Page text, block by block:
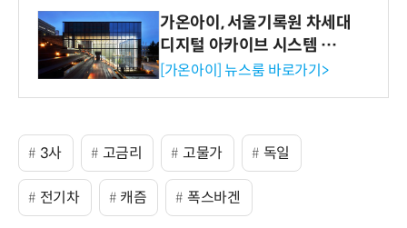
가온아이, 서울기록원 차세대
디지털 아카이브 시스템 구축
수행
[가온아이] 뉴스룸 바로가기>
3사 고금리 고물가 독일
전기차 캐즘 폭스바겐